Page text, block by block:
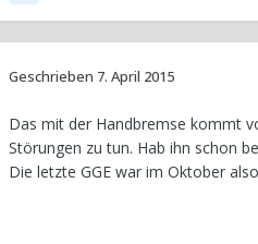
Geschrieben 7. April 2015
Das mit der Handbremse kommt
Störungen zu tun. Hab ihn schon
Die letzte GGE war im Oktober